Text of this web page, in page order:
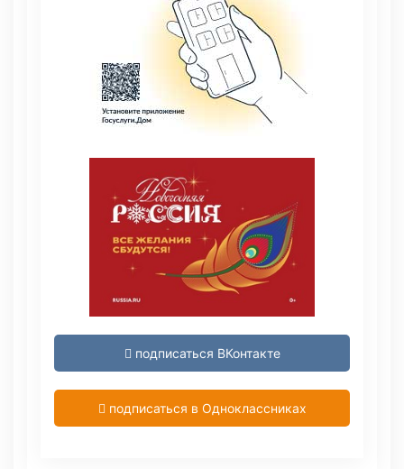
подписаться ВКонтакте
подписаться в Одноклассниках